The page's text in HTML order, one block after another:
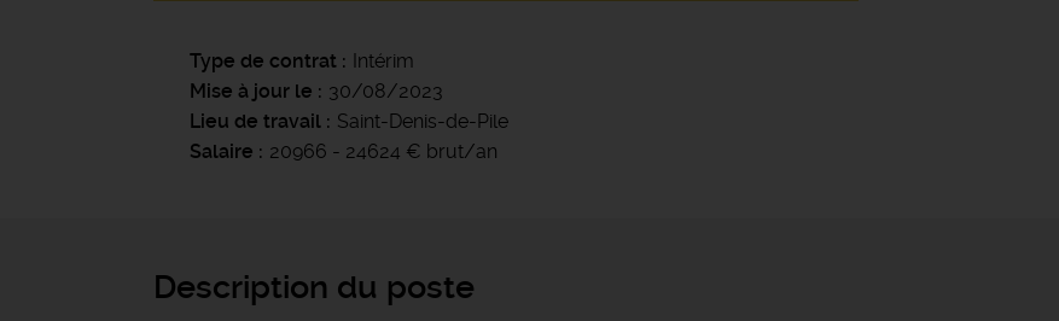
Type de contrat
Intérim
Mise à jour le
30/08/2023
Lieu de travail
Saint-Denis-de-Pile
Salaire
20966 - 24624 € brut/an
Description du poste